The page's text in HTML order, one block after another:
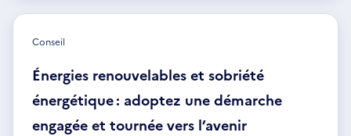
Conseil
Énergies renouvelables et sobriété
énergétique : adoptez une démarche
engagée et tournée vers l’avenir